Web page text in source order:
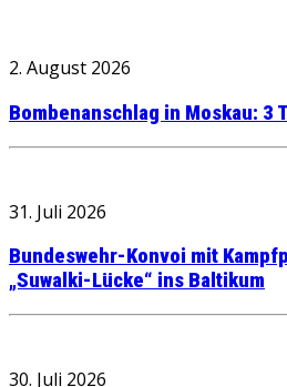
2. August 2026
Bombenanschlag in Moskau: 3
31. Juli 2026
Bundeswehr-Konvoi mit
„Suwalki-Lücke“ ins Baltikum
30. Juli 2026